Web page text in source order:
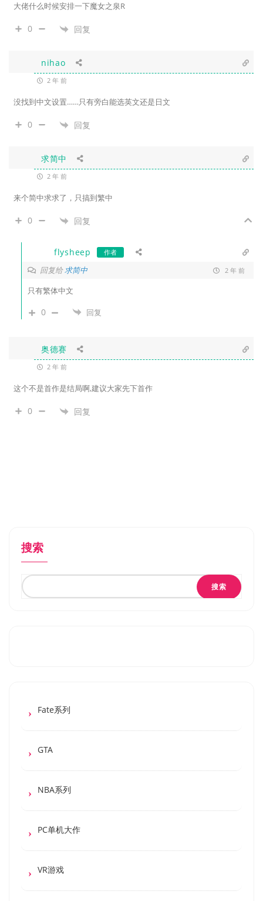
大佬什么时候安排一下魔女之泉R
0 回复
nihao
2 年 前
没找到中文设置……只有旁白能选英文还是日文
0 回复
求简中
2 年 前
来个简中求求了，只搞到繁中
0 回复
flysheep 作者
回复给求简中 2 年 前
只有繁体中文
0 回复
奥德赛
2 年 前
这个不是首作是结局啊,建议大家先下首作
0 回复
搜索
搜索
Fate系列
GTA
NBA系列
PC单机大作
VR游戏